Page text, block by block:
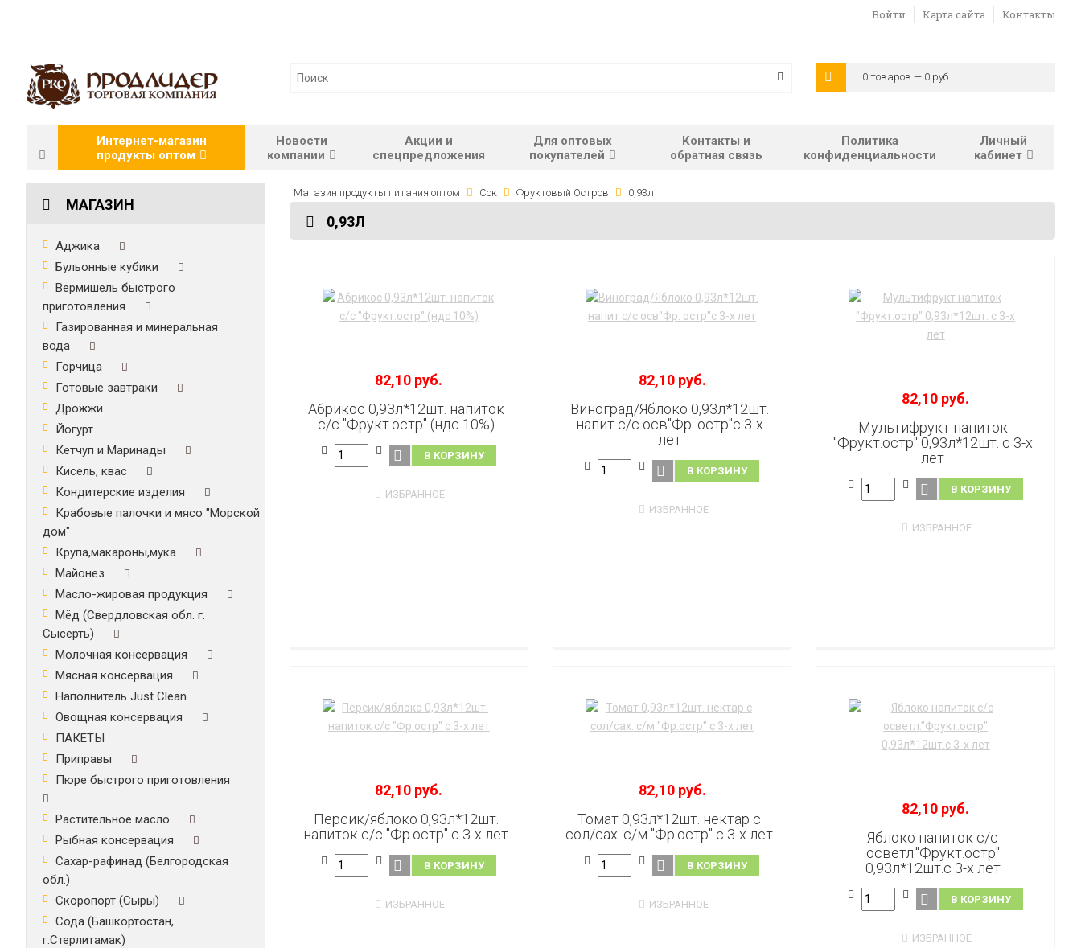
Войти Карта сайта Контакты
0 товаров — 0 руб.
Интернет-магазин
продукты оптом
Новости
компании
Акции и
спецпредложения
Для оптовых
покупателей
Контакты и
обратная связь
Политика
конфиденциальности
Личный
кабинет
МАГАЗИН
Аджика
Бульонные кубики
Вермишель быстрого
приготовления
Газированная и минеральная
вода
Горчица
Готовые завтраки
Дрожжи
Йогурт
Кетчуп и Маринады
Кисель, квас
Кондитерские изделия
Крабовые палочки и мясо "Морской
дом"
Крупа,макароны,мука
Майонез
Масло-жировая продукция
Мёд (Свердловская обл. г.
Сысерть)
Молочная консервация
Мясная консервация
Наполнитель Just Clean
Овощная консервация
ПАКЕТЫ
Приправы
Пюре быстрого приготовления
Растительное масло
Рыбная консервация
Сахар-рафинад (Белгородская
обл.)
Скоропорт (Сыры)
Сода (Башкортостан,
г.Стерлитамак)
Магазин продукты питания оптом Сок Фруктовый Остров 0,93л
0,93Л
82,10 руб.
Абрикос 0,93л*12шт. напиток
с/с "Фрукт.остр" (ндс 10%)
В КОРЗИНУ
ИЗБРАННОЕ
82,10 руб.
Виноград/Яблоко 0,93л*12шт.
напит с/с осв"Фр. остр"с 3-х
лет
В КОРЗИНУ
ИЗБРАННОЕ
82,10 руб.
Мультифрукт напиток
"Фрукт.остр" 0,93л*12шт. с 3-х
лет
В КОРЗИНУ
ИЗБРАННОЕ
82,10 руб.
Персик/яблоко 0,93л*12шт.
напиток с/с "Фр.остр" с 3-х лет
В КОРЗИНУ
ИЗБРАННОЕ
82,10 руб.
Томат 0,93л*12шт. нектар с
сол/сах. с/м "Фр.остр" с 3-х лет
В КОРЗИНУ
ИЗБРАННОЕ
82,10 руб.
Яблоко напиток с/с
осветл."Фрукт.остр"
0,93л*12шт.с 3-х лет
В КОРЗИНУ
ИЗБРАННОЕ